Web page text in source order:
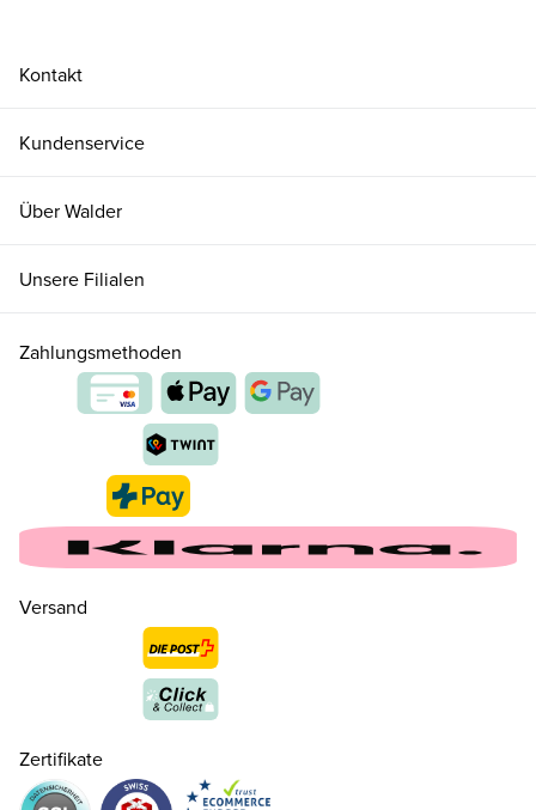
24 CHF 70.00 nur noch wenige verfügbar
26 CHF 70.00
CHF 70.00
30 CHF 70.00
Kontakt
Kundenservice
Über Walder
Unsere Filialen
Zahlungsmethoden
Versand
Zertifikate